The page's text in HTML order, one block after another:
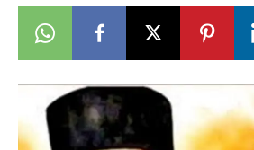
Breaking